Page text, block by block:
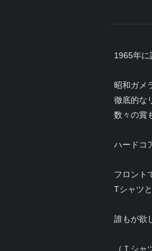
1965年に
昭和ガメ
徹底的な
数々の賞
ハードコ
フロント
Tシャツ
誰もが欲
（Ｔシ